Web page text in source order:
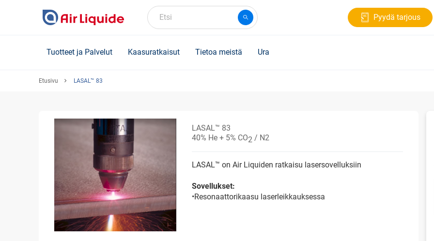
Etsi Pyydä tarjous
Tuotteet ja Palvelut Kaasuratkaisut Tietoa meistä Ura
Etusivu LASAL™ 83
LASAL™ 83
40% He + 5% CO2 / N2
LASAL™ on Air Liquiden ratkaisu lasersovelluksiin
Sovellukset:
•Resonaattorikaasu laserleikkauksessa